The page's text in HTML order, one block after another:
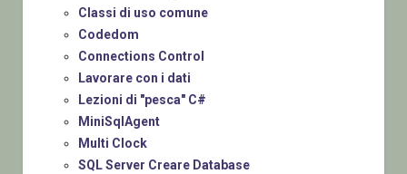
Classi di uso comune
Codedom
Connections Control
Lavorare con i dati
Lezioni di "pesca" C#
MiniSqlAgent
Multi Clock
SQL Server Creare Database